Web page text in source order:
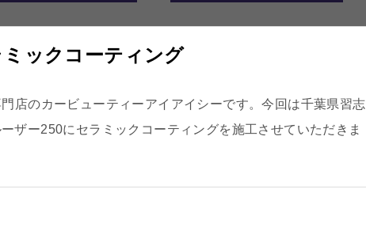
ックコーティング
店のカービューティーアイアイシーです。今回は千葉県習志
ザー250にセラミックコーティングを施工させていただきま